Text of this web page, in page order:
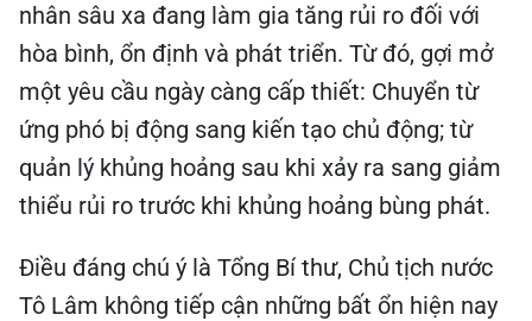
nhân sâu xa đang làm gia tăng rủi ro đối với
hòa bình, ổn định và phát triển. Từ đó, gợi mở
một yêu cầu ngày càng cấp thiết: Chuyển từ
ứng phó bị động sang kiến tạo chủ động; từ
quản lý khủng hoảng sau khi xảy ra sang giảm
thiểu rủi ro trước khi khủng hoảng bùng phát.
Điều đáng chú ý là Tổng Bí thư, Chủ tịch nước
Tô Lâm không tiếp cận những bất ổn hiện nay